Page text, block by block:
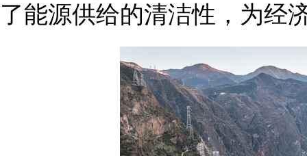
了能源供给的清洁性，为经